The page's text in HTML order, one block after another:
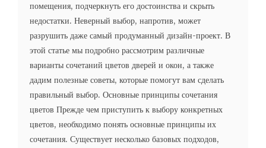
помещения, подчеркнуть его достоинства и скрыть
недостатки. Неверный выбор, напротив, может
разрушить даже самый продуманный дизайн-проект. В
этой статье мы подробно рассмотрим различные
варианты сочетаний цветов дверей и окон, а также
дадим полезные советы, которые помогут вам сделать
правильный выбор. Основные принципы сочетания
цветов Прежде чем приступить к выбору конкретных
цветов, необходимо понять основные принципы их
сочетания. Существует несколько базовых подходов,